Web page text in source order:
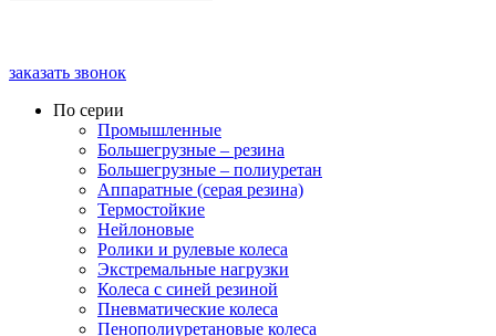
заказать звонок
По серии
Промышленные
Большегрузные – резина
Большегрузные – полиуретан
Аппаратные (серая резина)
Термостойкие
Нейлоновые
Ролики и рулевые колеса
Экстремальные нагрузки
Колеса с синей резиной
Пневматические колеса
Пенополиуретановые колеса